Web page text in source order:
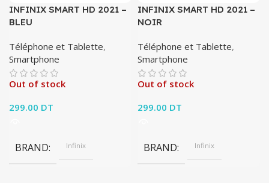
INFINIX SMART HD 2021 –
BLEU
Téléphone et Tablette,
Smartphone
Out of stock
299.00 DT
BRAND Infinix
INFINIX SMART HD 2021 –
NOIR
Téléphone et Tablette,
Smartphone
Out of stock
299.00 DT
BRAND Infinix